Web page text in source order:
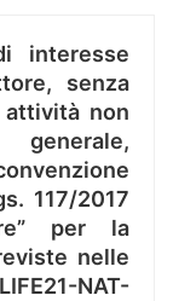
interesse
senza
non
generale,
117/2017
per la
nelle
NAT-